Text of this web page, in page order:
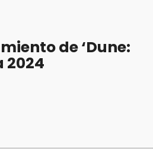
de ‘Dune:
2024